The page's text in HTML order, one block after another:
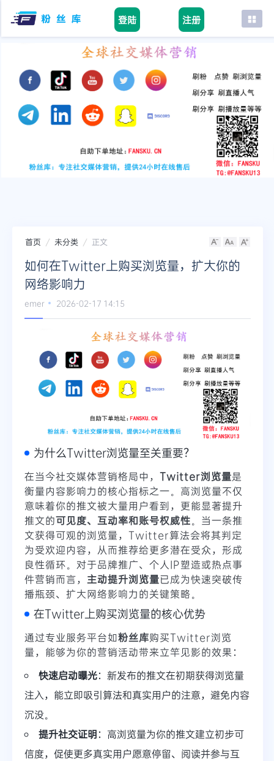
登陆 注册
首页
tiktok
youtube
instagram
首页 未分类 正文
如何在Twitter上购买浏览量，扩大你的
网络影响力
emer 2026-02-17 14:15
为什么Twitter浏览量至关重要？
在当今社交媒体营销格局中， Twitter浏览量是
衡量内容影响力的核心指标之一。高浏览量不仅
意味着你的推文被大量用户看到，更能显著提升
推文的可见度、互动率和账号权威性。当一条推
文获得可观的浏览量，Twitter算法会将其判定
为受欢迎内容，从而推荐给更多潜在受众，形成
良性循环。对于品牌推广、个人IP塑造或热点事
件营销而言， 主动提升浏览量已成为快速突破传
播瓶颈、扩大网络影响力的关键策略。
在Twitter上购买浏览量的核心优势
通过专业服务平台如粉丝库购买Twitter浏览
量，能够为你的营销活动带来立竿见影的效果：
快速启动曝光：新发布的推文在初期获得浏览量
注入，能立即吸引算法和真实用户的注意，避免内容
沉没。
提升社交证明：高浏览量为你的推文建立初步可
信度，促使更多真实用户愿意停留、阅读并参与互